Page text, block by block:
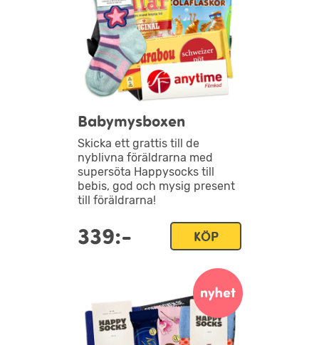
Babymysboxen
Skicka ett grattis till de
nyblivna föräldrarna med
supersöta Happysocks till
bebis, god och mysig present
till föräldrarna!
339:- KÖP